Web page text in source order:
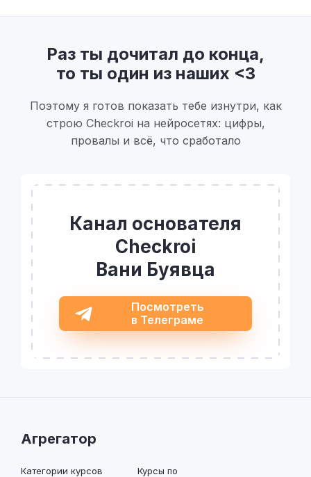
Раз ты дочитал до конца,
то ты один из наших <3
Поэтому я готов показать тебе изнутри, как
строю Checkroi на нейросетях: цифры,
провалы и всё, что сработало
Канал основателя
Checkroi
Вани Буявца
Посмотреть
в Телеграме
Агрегатор
Категории курсов
Курсы по